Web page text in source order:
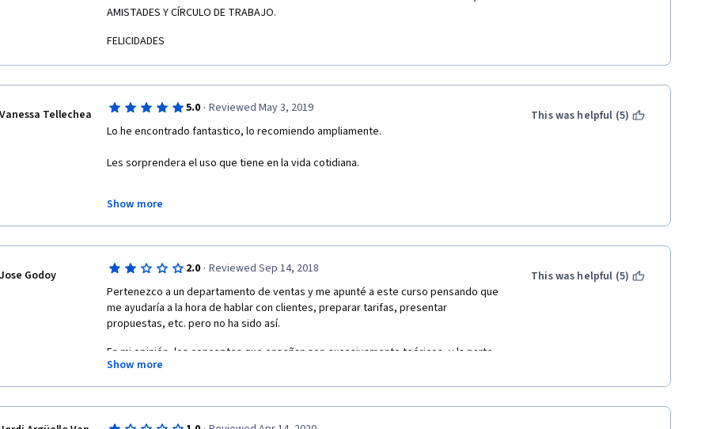
AMISTADES Y CÍRCULO DE TRABAJO.
FELICIDADES
Vanessa Tellechea 5.0 · Reviewed May 3, 2019
Lo he encontrado fantastico, lo recomiendo ampliamente.
Les sorprendera el uso que tiene en la vida cotidiana.
Saludos
Show more
This was helpful (5)
Jose Godoy 2.0 · Reviewed Sep 14, 2018
Pertenezco a un departamento de ventas y me apunté a este curso pensando que
me ayudaría a la hora de hablar con clientes, preparar tarifas, presentar
propuestas, etc. pero no ha sido así.
En mi opinión, los conceptos que enseñan son excesivamente teóricos, y la parte
que trata de ser más práctica resulta excesivamente básica. También hay
apartados del curso que, al resultar los vídeos tan básicos, después han de
Show more
This was helpful (5)